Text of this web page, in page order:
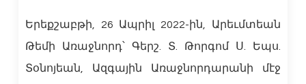
Երեքշաբթի, 26 Ապրիլ 2022-ին, Արեւմտեան
Թեմի Առաջնորդ՝ Գերշ. Տ. Թորգոմ Ս. Եպս.
Տօնոյեան, Ազգային Առաջնորդարանի մէջ